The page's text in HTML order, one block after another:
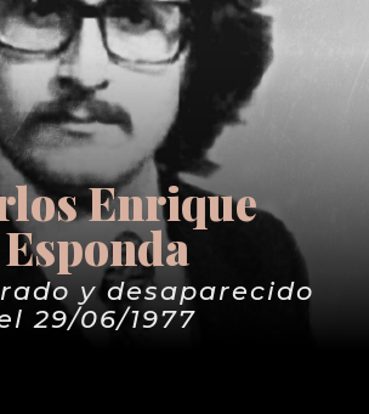
Enrique
Esponda
y desaparecido
29/06/1977